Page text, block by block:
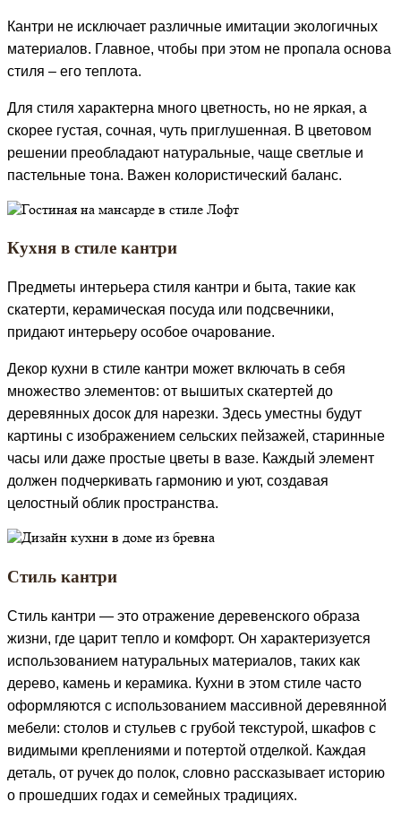
Кантри не исключает различные имитации экологичных
материалов. Главное, чтобы при этом не пропала основа
стиля – его теплота.
Для стиля характерна много цветность, но не яркая, а
скорее густая, сочная, чуть приглушенная. В цветовом
решении преобладают натуральные, чаще светлые и
пастельные тона. Важен колористический баланс.
Кухня в стиле кантри
Предметы интерьера стиля кантри и быта, такие как
скатерти, керамическая посуда или подсвечники,
придают интерьеру особое очарование.
Декор кухни в стиле кантри может включать в себя
множество элементов: от вышитых скатертей до
деревянных досок для нарезки. Здесь уместны будут
картины с изображением сельских пейзажей, старинные
часы или даже простые цветы в вазе. Каждый элемент
должен подчеркивать гармонию и уют, создавая
целостный облик пространства.
Стиль кантри
Стиль кантри — это отражение деревенского образа
жизни, где царит тепло и комфорт. Он характеризуется
использованием натуральных материалов, таких как
дерево, камень и керамика. Кухни в этом стиле часто
оформляются с использованием массивной деревянной
мебели: столов и стульев с грубой текстурой, шкафов с
видимыми креплениями и потертой отделкой. Каждая
деталь, от ручек до полок, словно рассказывает историю
о прошедших годах и семейных традициях.